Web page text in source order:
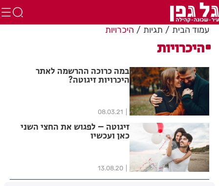
עמוד הבית תגיות היכרויות
היכרויות
במה כרוכה ההרשמה לאתר
היכרויות זיגוטה?
08.03.21
זיגוטה – לפגוש את החצי השני
כאן ועכשיו
13.08.20